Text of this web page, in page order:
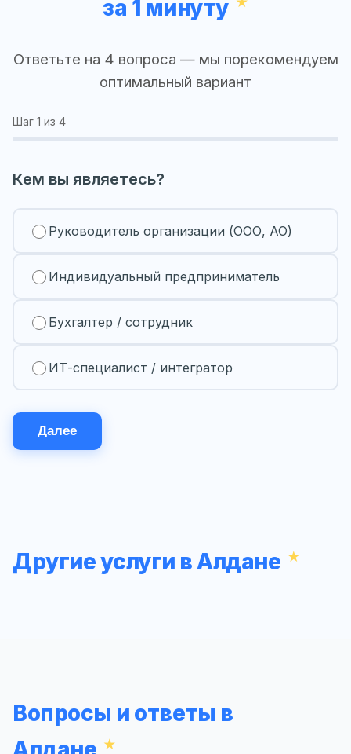
за 1 минуту
Ответьте на 4 вопроса — мы порекомендуем
оптимальный вариант
Шаг 1 из 4
Кем вы являетесь?
Руководитель организации (ООО, АО)
Индивидуальный предприниматель
Бухгалтер / сотрудник
ИТ-специалист / интегратор
Далее
Другие услуги в Алдане
Вопросы и ответы в